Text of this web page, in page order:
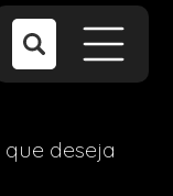
que deseja